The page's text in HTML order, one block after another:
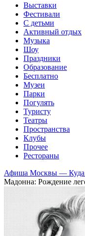
Выставки
Фестивали
С детьми
Активный отдых
Музыка
Шоу
Праздники
Образование
Бесплатно
Музеи
Парки
Погулять
Туристу
Театры
Пространства
Клубы
Прочее
Рестораны
Афиша Москвы — Куда
Мадонна: Рождение